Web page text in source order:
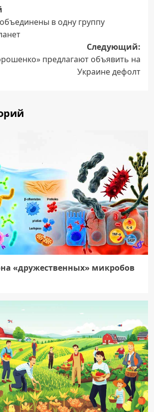
в одну группу
Следующий:
предлагают объявить на
Украине дефолт
«дружественных» микробов